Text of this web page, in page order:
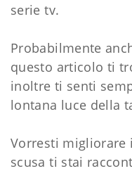
serie tv.
Probabilmente
questo articolo ti
inoltre ti senti
lontana luce della
Vorresti migliorare
scusa ti stai